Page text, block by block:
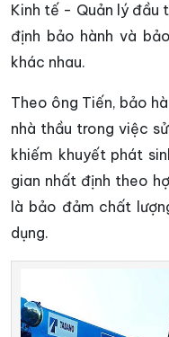
Kinh tế - Quản lý đầu
định bảo hành và
khác nhau.
Theo ông Tiến, bảo
nhà thầu trong việc
khiếm khuyết phát
gian nhất định theo
là bảo đảm chất
dụng.